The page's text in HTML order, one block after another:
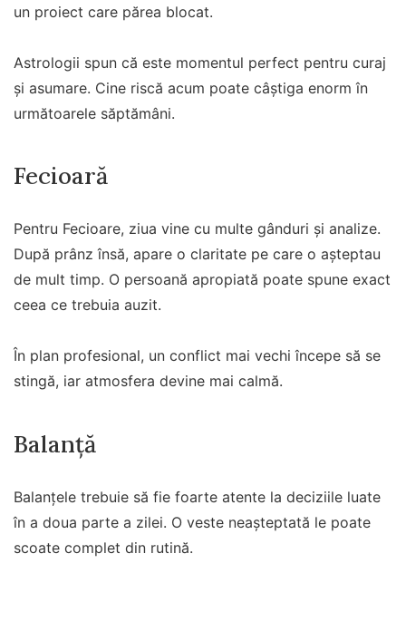
un proiect care părea blocat.
Astrologii spun că este momentul perfect pentru curaj
și asumare. Cine riscă acum poate câștiga enorm în
următoarele săptămâni.
Fecioară
Pentru Fecioare, ziua vine cu multe gânduri și analize.
După prânz însă, apare o claritate pe care o așteptau
de mult timp. O persoană apropiată poate spune exact
ceea ce trebuia auzit.
În plan profesional, un conflict mai vechi începe să se
stingă, iar atmosfera devine mai calmă.
Balanță
Balanțele trebuie să fie foarte atente la deciziile luate
în a doua parte a zilei. O veste neașteptată le poate
scoate complet din rutină.